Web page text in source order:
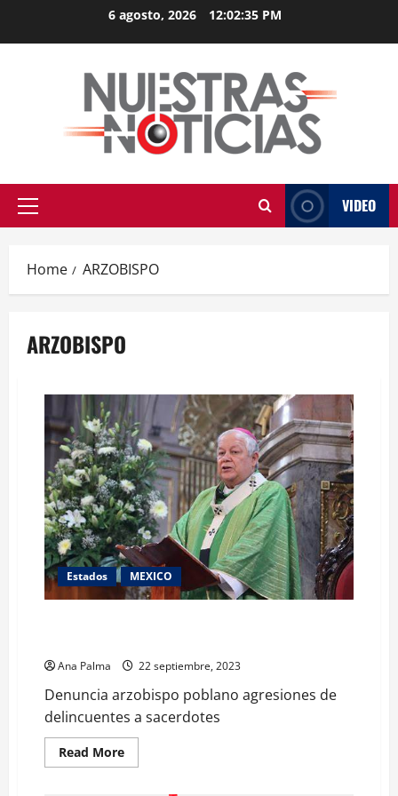
6 agosto, 2026 12:02:36 PM
Primary
VIDEO
Home ARZOBISPO
ARZOBISPO
Estados MEXICO
Ana Palma 22 septiembre, 2023
Denuncia arzobispo poblano agresiones de
delincuentes a sacerdotes
Read MoreRead
more